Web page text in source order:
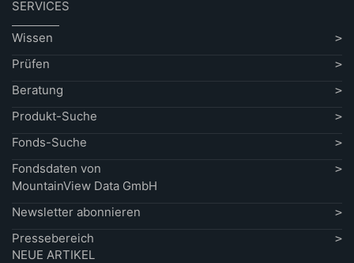
SERVICES
Wissen
Prüfen
Beratung
Produkt-Suche
Fonds-Suche
Fondsdaten von
MountainView Data GmbH
Newsletter abonnieren
Pressebereich
NEUE ARTIKEL